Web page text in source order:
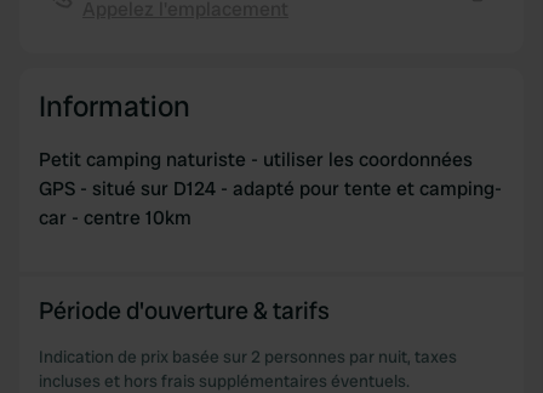
may combine it with other information that you’ve
of their services.
Information
Petit camping naturiste - utiliser les coordonnées
GPS - situé sur D124 - adapté pour tente et camping-
car - centre 10km
Période d'ouverture & tarifs
Indication de prix basée sur 2 personnes par nuit, taxes
incluses et hors frais supplémentaires éventuels.